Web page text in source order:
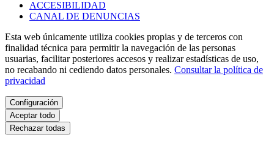
ACCESIBILIDAD
CANAL DE DENUNCIAS
Esta web únicamente utiliza cookies propias y de terceros con
finalidad técnica para permitir la navegación de las personas
usuarias, facilitar posteriores accesos y realizar estadísticas de uso,
no recabando ni cediendo datos personales. Consultar la política de
privacidad
Configuración
Aceptar todo
Rechazar todas